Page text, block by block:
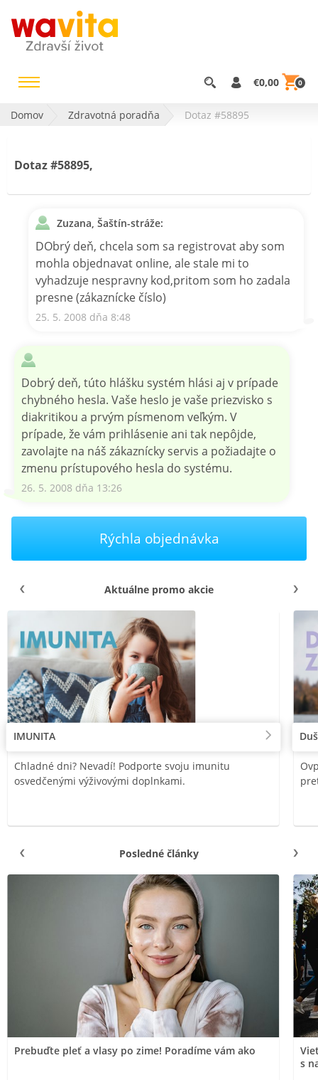
€0,00 0
Domov Zdravotná poradňa Dotaz #58895
Dotaz #58895,
Zuzana, Šaštín-stráže:
DObrý deň, chcela som sa registrovat aby som
mohla objednavat online, ale stale mi to
vyhadzuje nespravny kod,pritom som ho zadala
presne (zákaznícke číslo)
25. 5. 2008 dňa 8:48
Dobrý deň, túto hlášku systém hlási aj v prípade
chybného hesla. Vaše heslo je vaše priezvisko s
diakritikou a prvým písmenom veľkým. V
prípade, že vám prihlásenie ani tak nepôjde,
zavolajte na náš zákaznícky servis a požiadajte o
zmenu prístupového hesla do systému.
26. 5. 2008 dňa 13:26
Rýchla objednávka
Aktuálne promo akcie
IMUNITA
Chladné dni? Nevadí! Podporte svoju imunitu
osvedčenými výživovými doplnkami.
Posledné články
Prebuďte pleť a vlasy po zime! Poradíme vám ako
s